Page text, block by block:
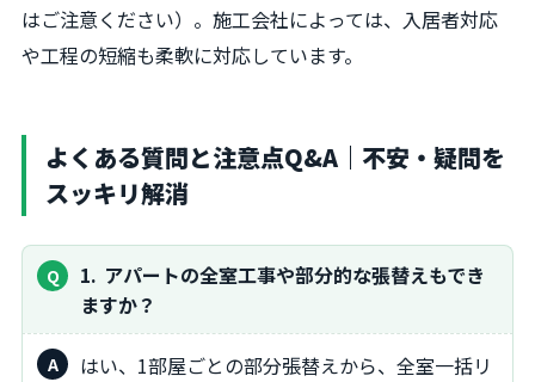
はご注意ください）。施工会社によっては、入居者対応
や工程の短縮も柔軟に対応しています。
よくある質問と注意点Q&A｜不安・疑問を
スッキリ解消
1 アパートの全室工事や部分的な張替えもでき
ますか？
はい、1部屋ごとの部分張替えから、全室一括リ